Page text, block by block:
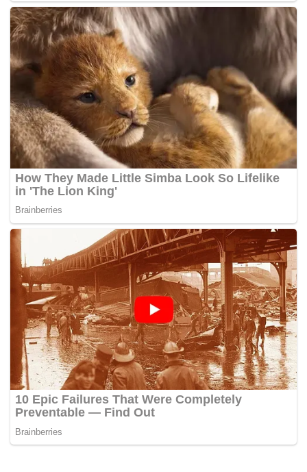
“Kegiatan ini hanya simbolik seminggu sekali. Namun
prinsipnya, pemerintah harus hadir dan siap
memberikan layanan setiap saat, 24 jam sehari, tujuh
hari seminggu. Nganjang Ka Warga ini adalah
pemantik agar pelayanan publik terus meningkat,”
pungkas Herman.(*)